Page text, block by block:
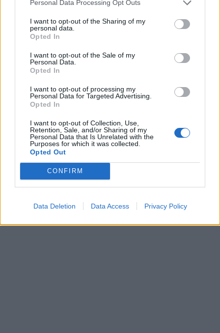
Personal Data Processing Opt Outs
I want to opt-out of the Sharing of my
personal data.
Opted In
I want to opt-out of the Sale of my
Personal Data.
Opted In
I want to opt-out of processing my
Personal Data for Targeted Advertising.
Opted In
I want to opt-out of Collection, Use,
Retention, Sale, and/or Sharing of my
Personal Data that Is Unrelated with the
Purposes for which it was collected.
Opted Out
CONFIRM
Data Deletion Data Access Privacy Policy
In evidenza